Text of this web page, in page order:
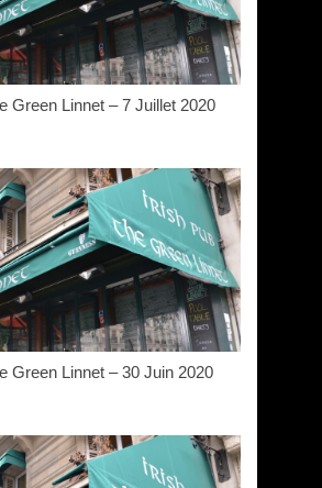
Green Linnet – 7 Juillet 2020
Green Linnet – 30 Juin 2020